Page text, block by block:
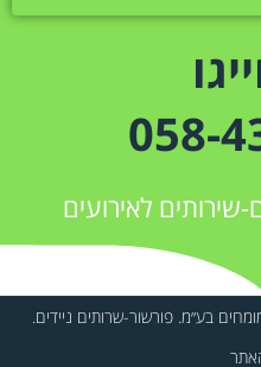
058-
שירותים לאירועים